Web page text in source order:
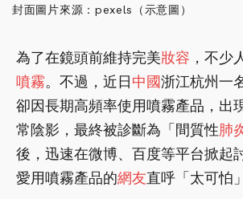
封面圖片來源：pexels（示意圖）
為了在鏡頭前維持完美妝容 ，不少
噴霧。不過，近日中國浙江杭州一
卻因長期高頻率使用噴霧產品，出
常陰影，最終被診斷為「間質性肺
後，迅速在微博、百度等平台掀起
愛用噴霧產品的網友直呼「太可怕